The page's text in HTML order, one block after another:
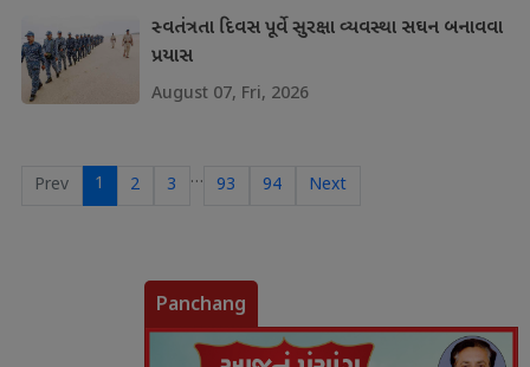
સ્વતંત્રતા દિવસ પૂર્વે સુરક્ષા વ્યવસ્થા સઘન બનાવવા
પ્રયાસ
August 07, Fri, 2026
Prev 1 2 3 … 93 94 Next
Panchang